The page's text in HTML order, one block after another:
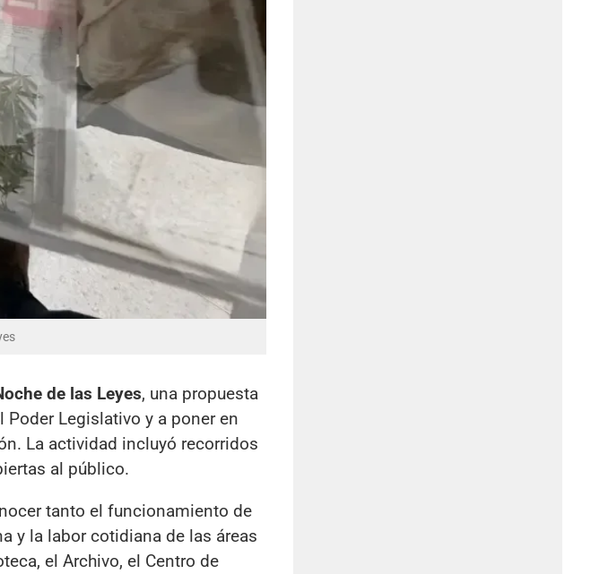
de las Leyes, una propuesta
Legislativo y a poner en
La actividad incluyó recorridos
al público.
tanto el funcionamiento de
y la labor cotidiana de las áreas
el Archivo, el Centro de